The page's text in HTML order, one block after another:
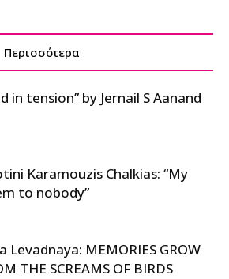
Περισσότερα
in tension” by Jernail S Aanand
Karamouzis Chalkias: “My
to nobody”
Levadnaya: MEMORIES GROW
THE SCREAMS OF BIRDS